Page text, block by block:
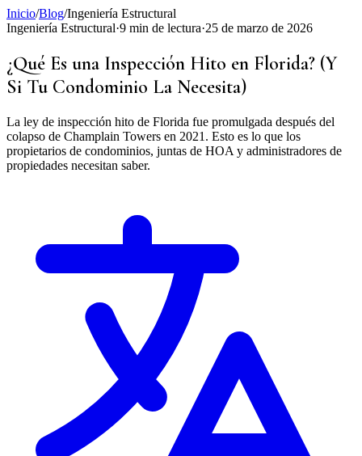
Inicio/Blog/Ingeniería Estructural
Ingeniería Estructural·9 min de lectura·25 de marzo de 2026
¿Qué Es una Inspección Hito en Florida? (Y
Si Tu Condominio La Necesita)
La ley de inspección hito de Florida fue promulgada después del
colapso de Champlain Towers en 2021. Esto es lo que los
propietarios de condominios, juntas de HOA y administradores de
propiedades necesitan saber.